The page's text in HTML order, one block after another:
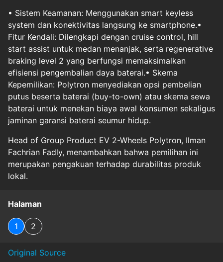
•⁠ ⁠Sistem Keamanan: Menggunakan smart keyless
system dan konektivitas langsung ke smartphone.•⁠
⁠Fitur Kendali: Dilengkapi dengan cruise control, hill
start assist untuk medan menanjak, serta regenerative
braking level 2 yang berfungsi memaksimalkan
efisiensi pengembalian daya baterai.•⁠ ⁠Skema
Kepemilikan: Polytron menyediakan opsi pembelian
putus beserta baterai (buy-to-own) atau skema sewa
baterai untuk menekan biaya awal konsumen sekaligus
jaminan garansi baterai seumur hidup.
Head of Group Product EV 2-Wheels Polytron, Ilman
Fachrian Fadly, menambahkan bahwa pemilihan ini
merupakan pengakuan terhadap durabilitas produk
lokal.
Halaman
1 2
Original Source